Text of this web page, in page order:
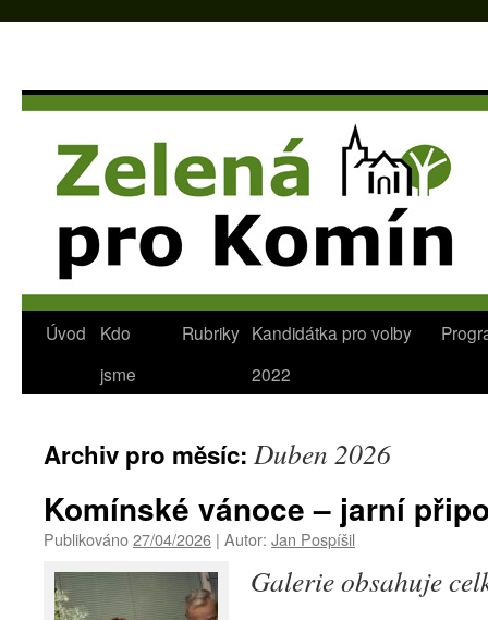
Přejít
webu
Úvod
Kdo
jsme
Rubriky Kandidátka pro volby
2022
Archiv pro měsíc: Duben 2026
Komínské vánoce – jarní
Publikováno27/04/2026 | Autor: Jan Pospíšil
Galerie obsahuje